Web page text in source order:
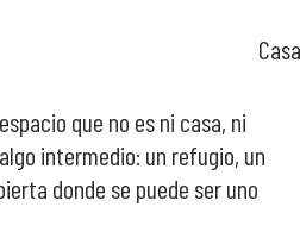
que no es ni casa, ni
intermedio: un refugio, un
donde se puede ser uno